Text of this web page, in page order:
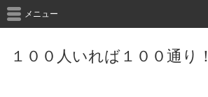
１００人いれば１００通り！
メニュー